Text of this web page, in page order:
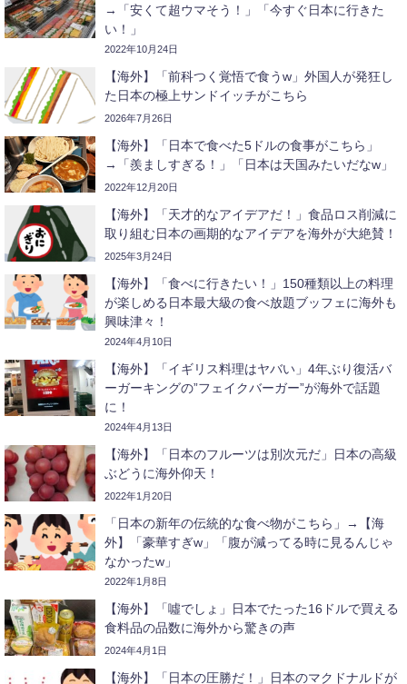
→「安くて超ウマそう！」「今すぐ日本に行きた
い！」
2022年10月24日
【海外】「前科つく覚悟で食うw」外国人が発狂し
た日本の極上サンドイッチがこちら
2026年7月26日
【海外】「日本で食べた5ドルの食事がこちら」
→「羨ましすぎる！」「日本は天国みたいだなw」
2022年12月20日
【海外】「天才的なアイデアだ！」食品ロス削減に
取り組む日本の画期的なアイデアを海外が大絶賛！
2025年3月24日
【海外】「食べに行きたい！」150種類以上の料理
が楽しめる日本最大級の食べ放題ブッフェに海外も
興味津々！
2024年4月10日
【海外】「イギリス料理はヤバい」4年ぶり復活バ
ーガーキングの”フェイクバーガー”が海外で話題
に！
2024年4月13日
【海外】「日本のフルーツは別次元だ」日本の高級
ぶどうに海外仰天！
2022年1月20日
「日本の新年の伝統的な食べ物がこちら」→【海
外】「豪華すぎw」「腹が減ってる時に見るんじゃ
なかったw」
2022年1月8日
【海外】「噓でしょ」日本でたった16ドルで買える
食料品の品数に海外から驚きの声
2024年4月1日
【海外】「日本の圧勝だ！」日本のマクドナルドが